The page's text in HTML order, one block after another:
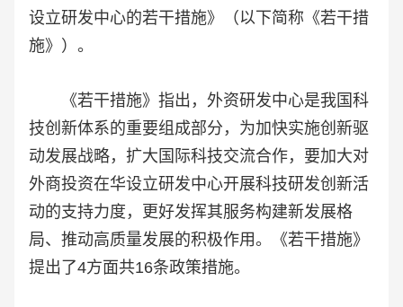
设立研发中心的若干措施》（以下简称《若干措
施》）。
《若干措施》指出，外资研发中心是我国科
技创新体系的重要组成部分，为加快实施创新驱
动发展战略，扩大国际科技交流合作，要加大对
外商投资在华设立研发中心开展科技研发创新活
动的支持力度，更好发挥其服务构建新发展格
局、推动高质量发展的积极作用。《若干措施》
提出了4方面共16条政策措施。